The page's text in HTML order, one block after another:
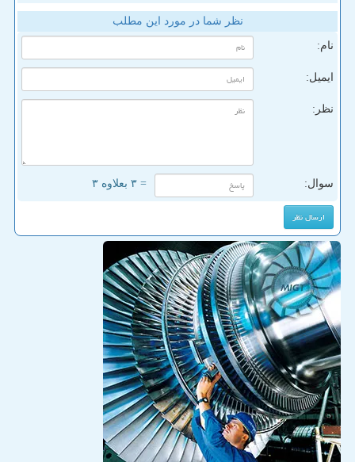
نظر شما در مورد این مطلب
نام:
ایمیل:
نظر:
سوال: = ۳ بعلاوه ۳